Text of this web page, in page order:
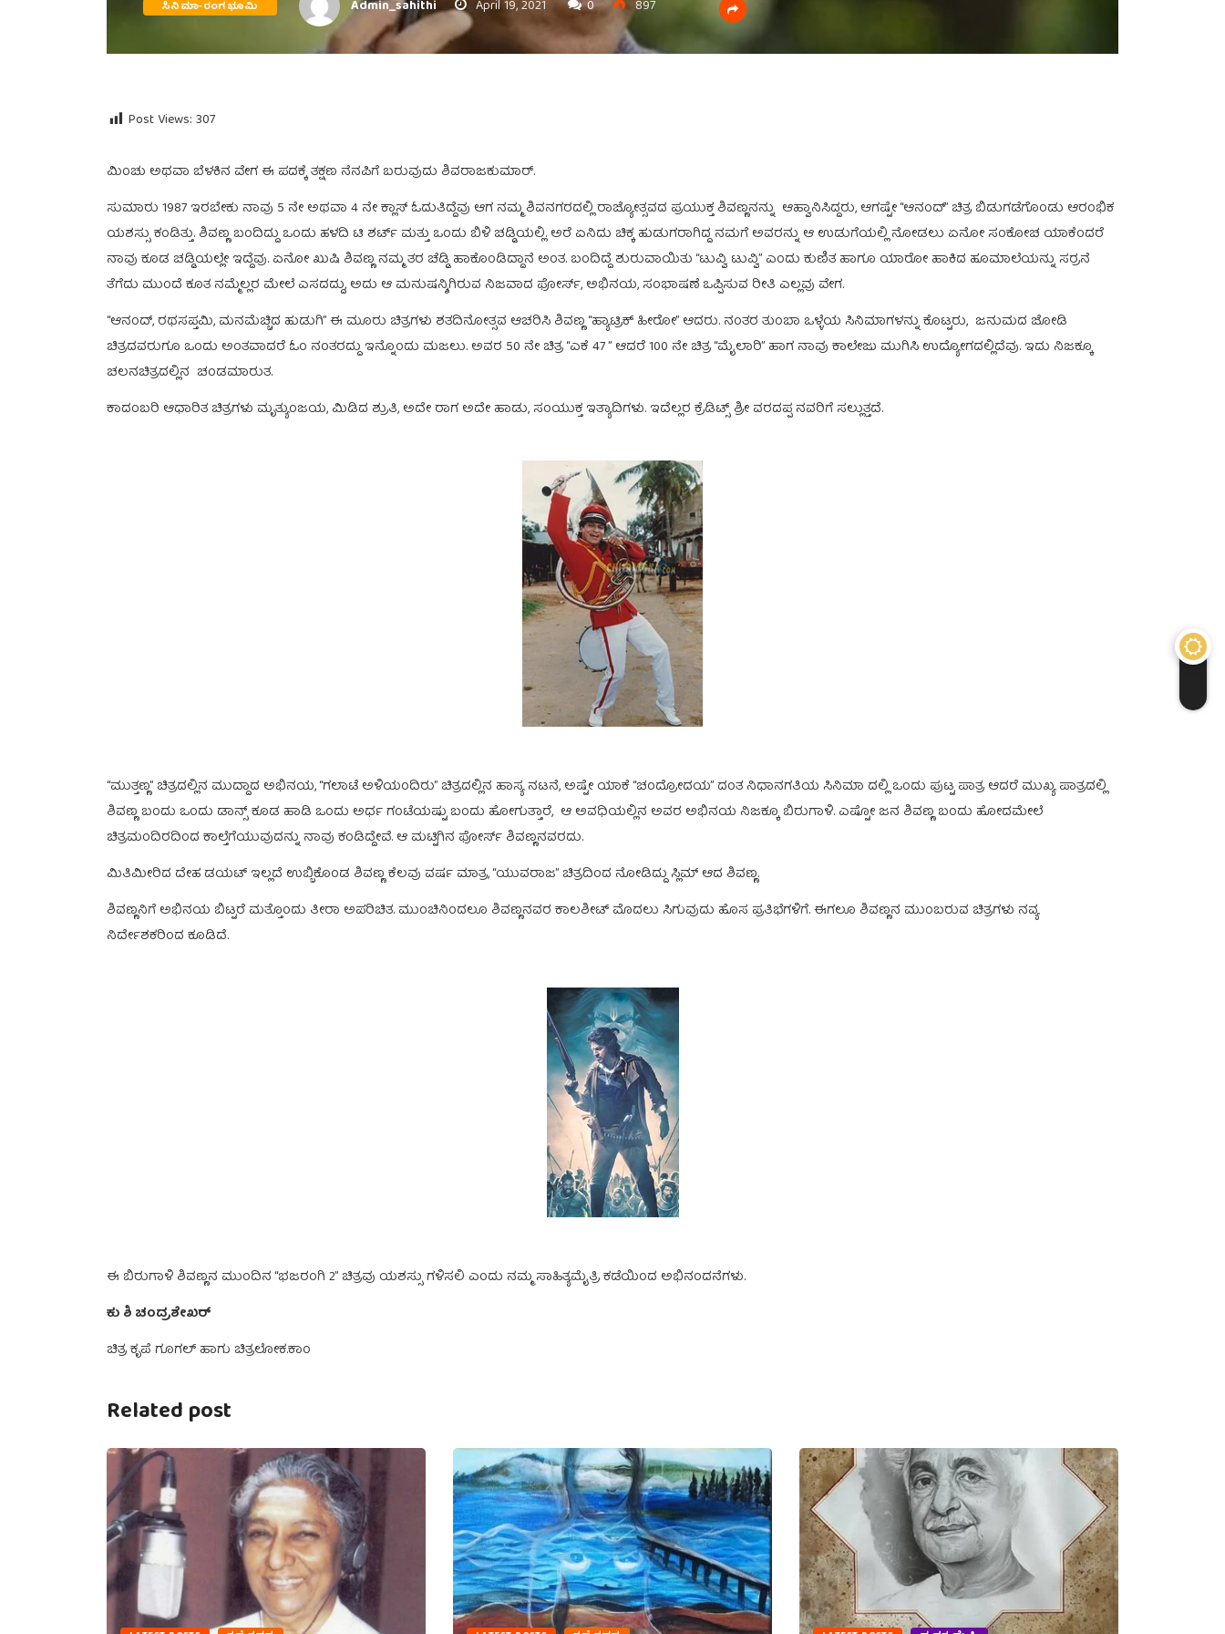
ಸಿನಿಮಾ-ರಂಗಭೂಮಿ Admin_sahithi April 19, 2021 0 897
Post Views: 307
ಮಿಂಚು ಅಥವಾ ಬೆಳಕಿನ ವೇಗ ಈ ಪದಕ್ಕೆ ತಕ್ಷಣ ನೆನಪಿಗೆ ಬರುವುದು ಶಿವರಾಜಕುಮಾರ್.
ಸುಮಾರು 1987 ಇರಬೇಕು ನಾವು 5 ನೇ ಅಥವಾ 4 ನೇ ಕ್ಲಾಸ್ ಓದುತಿದ್ದೆವು ಆಗ ನಮ್ಮ ಶಿವನಗರದಲ್ಲಿ ರಾಜ್ಯೋತ್ಸವದ ಪ್ರಯುಕ್ತ ಶಿವಣ್ಣನನ್ನು ಆಹ್ವಾನಿಸಿದ್ದರು, ಆಗಷ್ಟೇ “ಆನಂದ್” ಚಿತ್ರ ಬಿಡುಗಡೆಗೊಂಡು ಆರಂಭಿಕ
ಯಶಸ್ಸು ಕಂಡಿತ್ತು. ಶಿವಣ್ಣ ಬಂದಿದ್ದು ಒಂದು ಹಳದಿ ಟಿ ಶರ್ಟ್ ಮತ್ತು ಒಂದು ಬಿಳಿ ಚಡ್ಡಿಯಲ್ಲಿ. ಅರೆ ಏನಿದು ಚಿಕ್ಕ ಹುಡುಗರಾಗಿದ್ದ ನಮಗೆ ಅವರನ್ನು ಆ ಉಡುಗೆಯಲ್ಲಿ ನೋಡಲು ಏನೋ ಸಂಕೋಚ ಯಾಕೆಂದರೆ
ನಾವು ಕೂಡ ಚಡ್ಡಿಯಲ್ಲೇ ಇದ್ದೆವು. ಏನೋ ಖುಷಿ ಶಿವಣ್ಣ ನಮ್ಮ ತರ ಚೆಡ್ಡಿ ಹಾಕೊಂಡಿದ್ದಾನೆ ಅಂತ. ಬಂದಿದ್ದೆ ಶುರುವಾಯಿತು “ಟುವ್ವಿ ಟುವ್ವಿ” ಎಂದು ಕುಣಿತ ಹಾಗೂ ಯಾರೋ ಹಾಕಿದ ಹೂಮಾಲೆಯನ್ನು ಸರ್ರನೆ
ತೆಗೆದು ಮುಂದೆ ಕೂತ ನಮ್ಮೆಲ್ಲರ ಮೇಲೆ ಎಸದದ್ದು, ಅದು ಆ ಮನುಷನ್ಶಿಗಿರುವ ನಿಜವಾದ ಫೋರ್ಸ್, ಅಭಿನಯ, ಸಂಭಾಷಣೆ ಒಪ್ಪಿಸುವ ರೀತಿ ಎಲ್ಲವು ವೇಗ.
“ಆನಂದ್, ರಥಸಪ್ತಮಿ, ಮನಮೆಚ್ಚಿದ ಹುಡುಗಿ” ಈ ಮೂರು ಚಿತ್ರಗಳು ಶತದಿನೋತ್ಸವ ಆಚರಿಸಿ ಶಿವಣ್ಣ “ಹ್ಯಾಟ್ರಿಕ್ ಹೀರೋ” ಆದರು. ನಂತರ ತುಂಬಾ ಒಳ್ಳೆಯ ಸಿನಿಮಾಗಳನ್ನು ಕೊಟ್ಟರು, ಜನುಮದ ಜೋಡಿ
ಚಿತ್ರದವರುಗೂ ಒಂದು ಅಂತವಾದರೆ ಓಂ ನಂತರದ್ದು ಇನ್ನೊಂದು ಮಜಲು. ಅವರ 50 ನೇ ಚಿತ್ರ “ಎಕೆ 47 ” ಆದರೆ 100 ನೇ ಚಿತ್ರ “ಮೈಲಾರಿ” ಹಾಗ ನಾವು ಕಾಲೇಜು ಮುಗಿಸಿ ಉದ್ಯೋಗದಲ್ಲಿದೆವು. ಇದು ನಿಜಕ್ಕೂ
ಚಲನಚಿತ್ರದಲ್ಲಿನ ಚಂಡಮಾರುತ.
ಕಾದಂಬರಿ ಆಧಾರಿತ ಚಿತ್ರಗಳು ಮೃತ್ಯುಂಜಯ, ಮಿಡಿದ ಶ್ರುತಿ, ಅದೇ ರಾಗ ಅದೇ ಹಾಡು, ಸಂಯುಕ್ತ ಇತ್ಯಾದಿಗಳು. ಇದೆಲ್ಲರ ಕ್ರೆಡಿಟ್ಸ್ ಶ್ರೀ ವರದಪ್ಪ ನವರಿಗೆ ಸಲ್ಲುತ್ತದೆ.
“ಮುತ್ತಣ್ಣ” ಚಿತ್ರದಲ್ಲಿನ ಮುದ್ದಾದ ಅಭಿನಯ, “ಗಲಾಟೆ ಅಳಿಯಂದಿರು” ಚಿತ್ರದಲ್ಲಿನ ಹಾಸ್ಯ ನಟನೆ, ಅಷ್ಟೇ ಯಾಕೆ “ಚಂದ್ರೋದಯ” ದಂತ ನಿಧಾನಗತಿಯ ಸಿನಿಮಾ ದಲ್ಲಿ ಒಂದು ಪುಟ್ಟ ಪಾತ್ರ ಆದರೆ ಮುಖ್ಯ ಪಾತ್ರದಲ್ಲಿ
ಶಿವಣ್ಣ ಬಂದು ಒಂದು ಡಾನ್ಸ್ ಕೂಡ ಹಾಡಿ ಒಂದು ಅರ್ಧ ಗಂಟೆಯಷ್ಟು ಬಂದು ಹೋಗುತ್ತಾರೆ, ಆ ಅವಧಿಯಲ್ಲಿನ ಅವರ ಅಭಿನಯ ನಿಜಕ್ಕೂ ಬಿರುಗಾಳಿ. ಎಷ್ಟೋ ಜನ ಶಿವಣ್ಣ ಬಂದು ಹೋದಮೇಲೆ
ಚಿತ್ರಮಂದಿರದಿಂದ ಕಾಲ್ತೆಗೆಯುವುದನ್ನು ನಾವು ಕಂಡಿದ್ದೇವೆ. ಆ ಮಟ್ಟಿಗಿನ ಫೋರ್ಸ್ ಶಿವಣ್ಣನವರದು.
ಮಿತಿಮೀರಿದ ದೇಹ ಡಯಟ್ ಇಲ್ಲದೆ ಉಬ್ಬಿಕೊಂಡ ಶಿವಣ್ಣ ಕೆಲವು ವರ್ಷ ಮಾತ್ರ, “ಯುವರಾಜ” ಚಿತ್ರದಿಂದ ನೋಡಿದ್ದು ಸ್ಲಿಮ್ ಆದ ಶಿವಣ್ಣ.
ಶಿವಣ್ಣನಿಗೆ ಅಭಿನಯ ಬಿಟ್ಟರೆ ಮತ್ತೊಂದು ತೀರಾ ಅಪರಿಚಿತ. ಮುಂಚಿನಿಂದಲೂ ಶಿವಣ್ಣನವರ ಕಾಲಶೀಟ್ ಮೊದಲು ಸಿಗುವುದು ಹೊಸ ಪ್ರತಿಭೆಗಳಿಗೆ. ಈಗಲೂ ಶಿವಣ್ಣನ ಮುಂಬರುವ ಚಿತ್ರಗಳು ನವ್ಯ
ನಿರ್ದೇಶಕರಿಂದ ಕೂಡಿದೆ.
ಈ ಬಿರುಗಾಳಿ ಶಿವಣ್ಣನ ಮುಂದಿನ “ಭಜರಂಗಿ 2” ಚಿತ್ರವು ಯಶಸ್ಸು ಗಳಿಸಲಿ ಎಂದು ನಮ್ಮ ಸಾಹಿತ್ಯಮೈತ್ರಿ ಕಡೆಯಿಂದ ಅಭಿನಂದನೆಗಳು.
ಕು ಶಿ ಚಂದ್ರಶೇಖರ್
ಚಿತ್ರ ಕೃಪೆ ಗೂಗಲ್ ಹಾಗು ಚಿತ್ರಲೋಕ.ಕಾಂ
Related post